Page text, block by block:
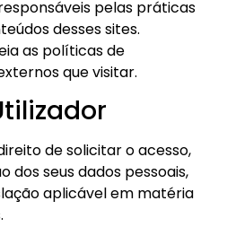
pelas práticas
desses sites.
as políticas de
que visitar.
de solicitar o acesso,
dos seus dados pessoais,
aplicável em matéria